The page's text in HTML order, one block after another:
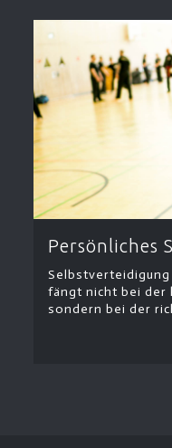
Persönliches
fängt nicht bei der
sondern bei der